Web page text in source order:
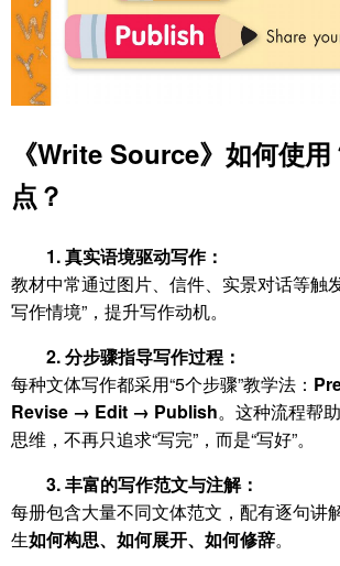
《Write Source》如何使
点？
1. 真实语境驱动写作：
教材中常通过图片、信件、实景对话等触
写作情境”，提升写作动机。
2. 分步骤指导写作过程：
每种文体写作都采用“5个步骤”教学法：
Revise → Edit → Publish。这种流程帮
思维，不再只追求“写完”，而是“写好”。
3. 丰富的写作范文与注解：
每册包含大量不同文体范文，配有逐句讲
生如何构思、如何展开、如何修辞。